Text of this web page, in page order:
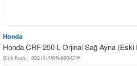
Honda
Honda CRF 250 L Orjinal Sağ Ayna (Eski
Stok Kodu : 88210-KWN-900-CRF